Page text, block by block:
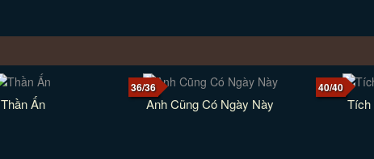
Thần Ấn
36/36
Anh Cũng Có Ngày Này
40/40
Tích